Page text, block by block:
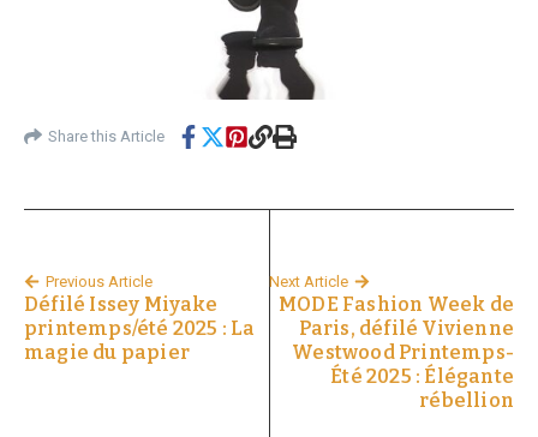
Share this Article
Previous Article
Défilé Issey Miyake
printemps/été 2025 : La
magie du papier
Next Article
MODE Fashion Week de
Paris, défilé Vivienne
Westwood Printemps-
Été 2025 : Élégante
rébellion